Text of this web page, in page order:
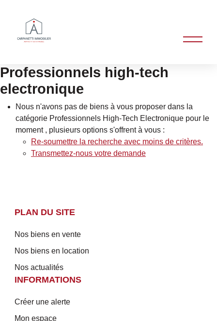
Professionnels high-tech
electronique
Nous n'avons pas de biens à vous proposer dans la
catégorie Professionnels High-Tech Electronique pour le
moment , plusieurs options s'offrent à vous :
Re-soumettre la recherche avec moins de critères.
Transmettez-nous votre demande
PLAN DU SITE
Nos biens en vente
Nos biens en location
Nos actualités
INFORMATIONS
Créer une alerte
Mon espace